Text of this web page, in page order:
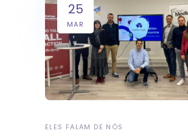
25
MAR
ELES FALAM DE NÓS